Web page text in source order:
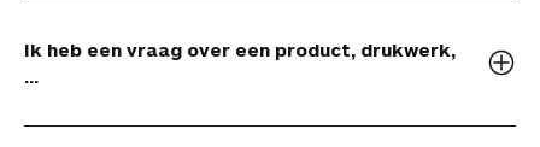
Ik heb een vraag over een product, drukwerk,
…